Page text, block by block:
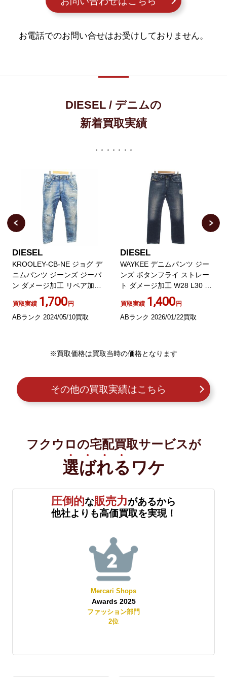
お電話でのお問い合せはお受けしておりません。
DIESEL / デニムの
新着買取実績
DIESEL
KROOLEY-CB-NE ジョグ デ
ニムパンツ ジーンズ ジーパ
ン ダメージ加工 リペア加工
インディゴ 28 0507
買取実績 1,700円
ABランク 2024/05/10買取
DIESEL
WAYKEE デニムパンツ ジー
ンズ ボタンフライ ストレー
ト ダメージ加工 W28 L30 イ
ンディゴブルー
買取実績 1,400円
ABランク 2026/01/22買取
※買取価格は買取当時の価格となります
その他の買取実績はこちら
フクウロの宅配買取サービスが
選ばれる ワケ
圧倒的な販売力があるから
他社よりも高価買取を実現！
Mercari Shops
Awards 2025
ファッション部門
2位